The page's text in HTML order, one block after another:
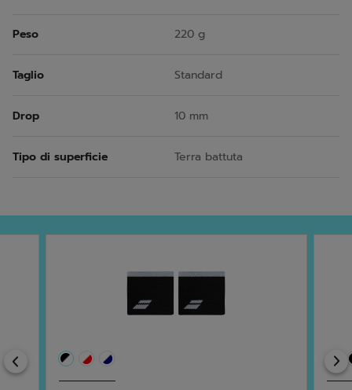
Peso 220 g
Taglio Standard
Drop 10 mm
Tipo di superficie Terra battuta
Previous